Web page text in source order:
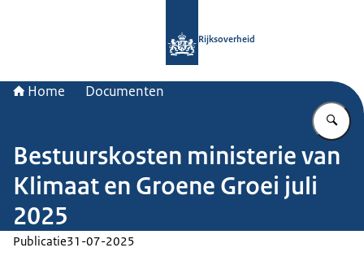
Rijksoverheid
Home Documenten
Bestuurskosten ministerie van
Klimaat en Groene Groei juli
2025
Publicatie31-07-2025